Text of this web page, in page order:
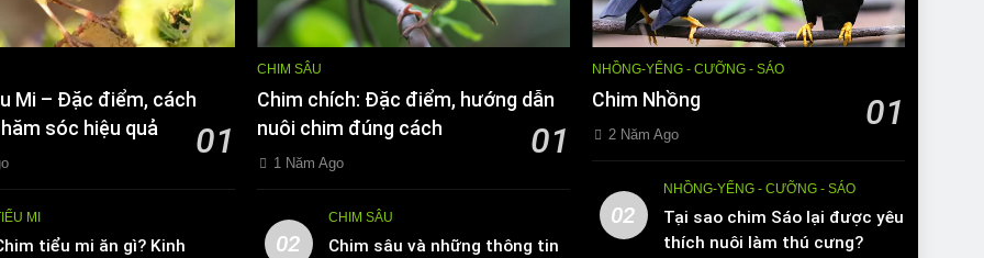
Mi – Đặc điểm, cách
sóc hiệu quả
01
MI
tiểu mi ăn gì? Kinh
CHIM SÂU
Chim chích: Đặc điểm, hướng dẫn
nuôi chim đúng cách
01
1 Năm Ago
02
CHIM SÂU
Chim sâu và những thông tin
NHỒNG-YỂNG - CƯỠNG - SÁO
Chim Nhồng 01
2 Năm Ago
02
NHỒNG-YỂNG - CƯỠNG - SÁO
Tại sao chim Sáo lại được yêu
thích nuôi làm thú cưng?